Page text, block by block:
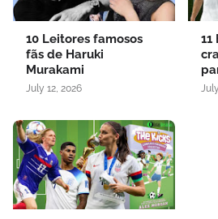
10 Leitores famosos
fãs de Haruki
Murakami
July 12, 2026
11